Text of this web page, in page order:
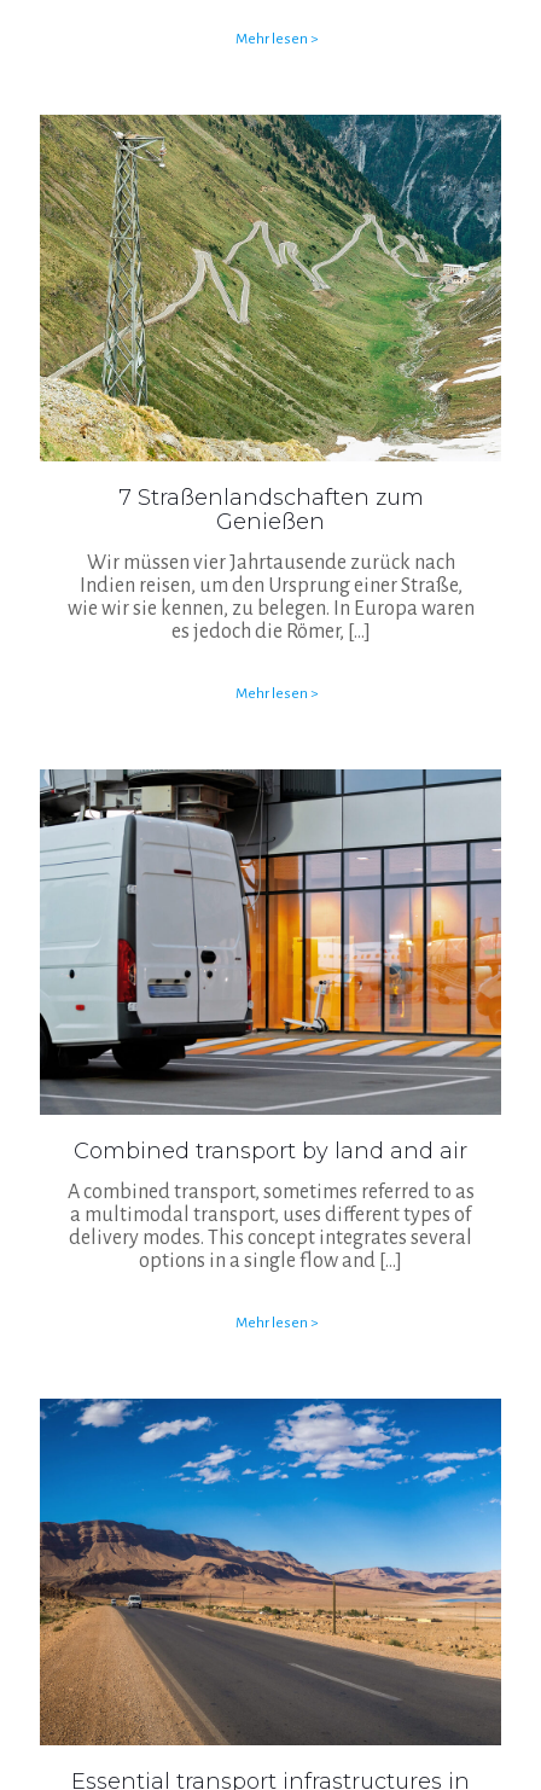
Mehr lesen >
7 Straßenlandschaften zum
Genießen
Wir müssen vier Jahrtausende zurück nach
Indien reisen, um den Ursprung einer Straße,
wie wir sie kennen, zu belegen. In Europa waren
es jedoch die Römer, […]
Mehr lesen >
Combined transport by land and air
A combined transport, sometimes referred to as
a multimodal transport, uses different types of
delivery modes. This concept integrates several
options in a single flow and […]
Mehr lesen >
Essential transport infrastructures in